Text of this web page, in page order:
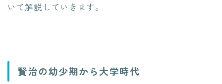
いて解説していきます。
賢治の幼少期から大学時代